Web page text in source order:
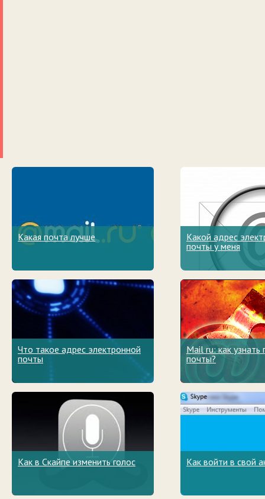
Какая почта лучше
Какой адрес
почты у меня
Что такое адрес электронной
почты
Mail ru: как узнать
почты?
Как в Скайпе изменить голос Как войти в свой